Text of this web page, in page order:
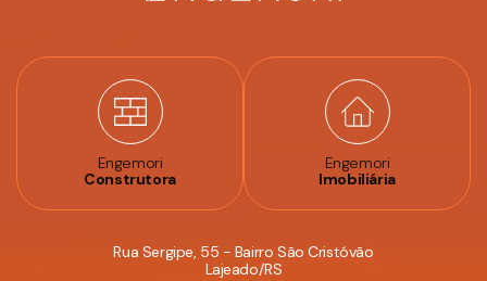
Engemori
Construtora
Engemori
Imobiliária
Rua Sergipe, 55 - Bairro São Cristóvão
Lajeado/RS